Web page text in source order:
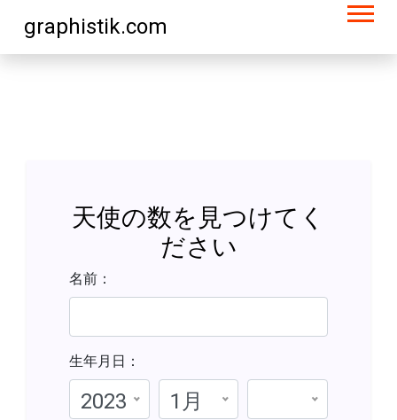
graphistik.com
天使の数を見つけてく
ださい
名前：
生年月日：
2023 1月